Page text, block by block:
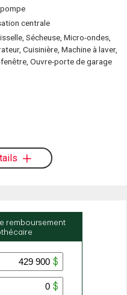
centrale
Sécheuse, Micro-ondes,
Cuisinière, Machine à laver,
Ouvre-porte de garage